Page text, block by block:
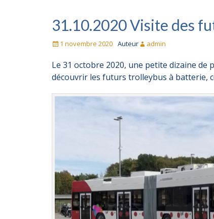
31.10.2020 Visite des
Posté1 novembre 2020 Auteur admin
Le 31 octobre 2020, une petite dizaine de
découvrir les futurs trolleybus à batterie,